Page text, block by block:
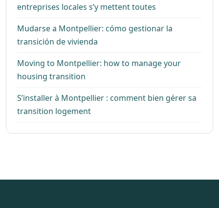
entreprises locales s’y mettent toutes
Mudarse a Montpellier: cómo gestionar la
transición de vivienda
Moving to Montpellier: how to manage your
housing transition
S’installer à Montpellier : comment bien gérer sa
transition logement